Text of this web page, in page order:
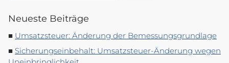
Neueste Beiträge
Umsatzsteuer: Änderung der Bemessungsgrundlage
Sicherungseinbehalt: Umsatzsteuer-Änderung wegen